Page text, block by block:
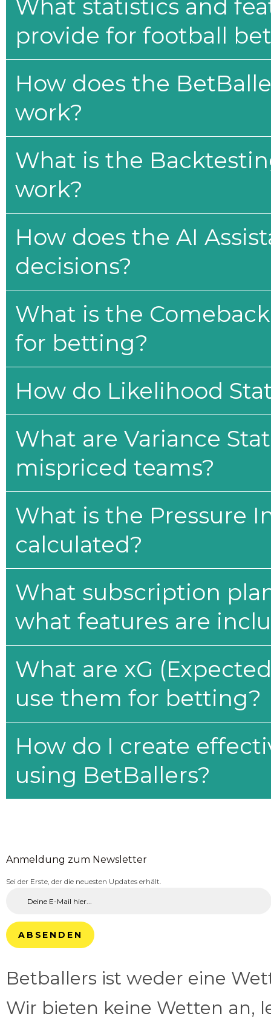
What statistics and
provide for football
How does the
work?
What is the
work?
How does the AI
decisions?
What is the
for betting?
How do Likelihood
What are Variance
mispriced teams?
What is the Pressure
calculated?
What subscription
what features are
What are xG
use them for betting?
How do I create
using BetBallers?
Anmeldung zum Newsletter
Sei der Erste, der die neuesten Updates erhält.
ABSENDEN
Betballers ist weder eine
Wir bieten keine Wetten an,